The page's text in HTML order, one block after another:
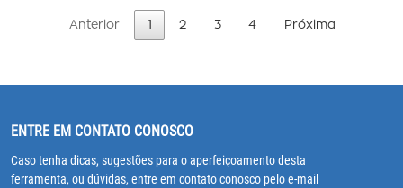
Anterior 1 2 3 4 Próxima
ENTRE EM CONTATO CONOSCO
Caso tenha dicas, sugestões para o aperfeiçoamento desta
ferramenta, ou dúvidas, entre em contato conosco pelo e-mail